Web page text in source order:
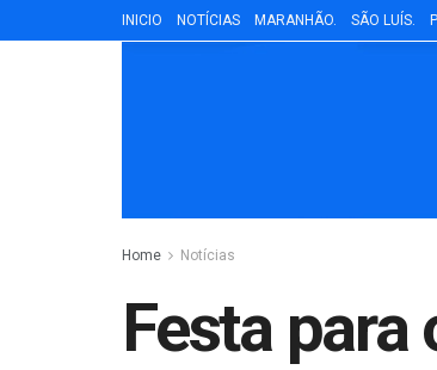
INICIO NOTÍCIAS MARANHÃO. SÃO LUÍS.
Home Notícias
Festa